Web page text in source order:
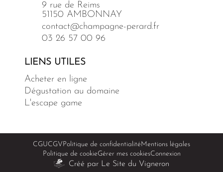
9 rue de Reims
51150 AMBONNAY
contact@champagne-perard.fr
03 26 57 00 96
LIENS UTILES
Acheter en ligne
Dégustation au domaine
L'escape game
CGUCGVPolitique de confidentialitéMentions légales
Politique de cookieGérer mes cookiesConnexion
Créé par Le Site du Vigneron